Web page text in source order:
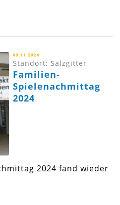
09.11.2024
Standort: Salzgitter
Familien-
Spielenachmittag
2024
2024 fand wieder